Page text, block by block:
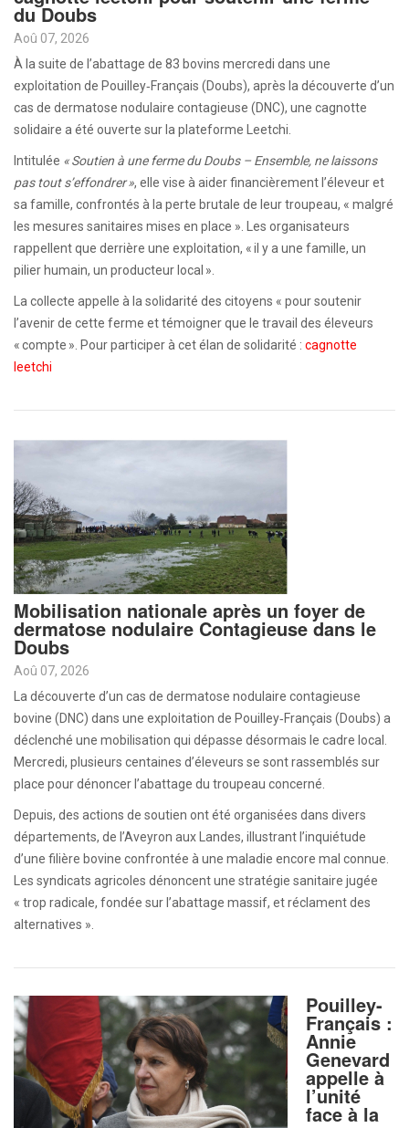
du Doubs
Aoû 07, 2026
À la suite de l’abattage de 83 bovins mercredi dans une
exploitation de Pouilley‑Français (Doubs), après la découverte d’un
cas de dermatose nodulaire contagieuse (DNC), une cagnotte
solidaire a été ouverte sur la plateforme Leetchi.
Intitulée « Soutien à une ferme du Doubs – Ensemble, ne laissons
pas tout s’effondrer », elle vise à aider financièrement l’éleveur et
sa famille, confrontés à la perte brutale de leur troupeau, « malgré
les mesures sanitaires mises en place ». Les organisateurs
rappellent que derrière une exploitation, « il y a une famille, un
pilier humain, un producteur local ».
La collecte appelle à la solidarité des citoyens « pour soutenir
l’avenir de cette ferme et témoigner que le travail des éleveurs
« compte ». Pour participer à cet élan de solidarité : cagnotte
leetchi
Mobilisation nationale après un foyer de
dermatose nodulaire Contagieuse dans le
Doubs
Aoû 07, 2026
La découverte d’un cas de dermatose nodulaire contagieuse
bovine (DNC) dans une exploitation de Pouilley‑Français (Doubs) a
déclenché une mobilisation qui dépasse désormais le cadre local.
Mercredi, plusieurs centaines d’éleveurs se sont rassemblés sur
place pour dénoncer l’abattage du troupeau concerné.
Depuis, des actions de soutien ont été organisées dans divers
départements, de l’Aveyron aux Landes, illustrant l’inquiétude
d’une filière bovine confrontée à une maladie encore mal connue.
Les syndicats agricoles dénoncent une stratégie sanitaire jugée
« trop radicale, fondée sur l’abattage massif, et réclament des
alternatives ».
Pouilley-
Français :
Annie
Genevard
appelle à
l’unité
face à la